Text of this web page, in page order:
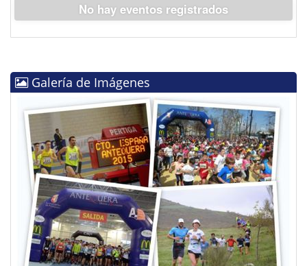
No hay eventos registrados
Galería de Imágenes